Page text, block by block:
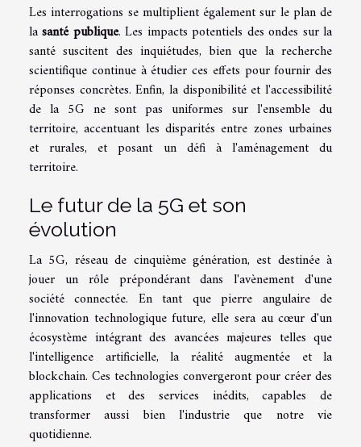
Les interrogations se multiplient également sur le plan de
lasanté publique. Les impacts potentiels des ondes sur la
santé suscitent des inquiétudes, bien que la recherche
scientifique continue à étudier ces effets pour fournir des
réponses concrètes. Enfin, la disponibilité et l'accessibilité
de la 5G ne sont pas uniformes sur l'ensemble du
territoire, accentuant les disparités entre zones urbaines
et rurales, et posant un défi à l'aménagement du
territoire.
Le futur de la 5G et son
évolution
La 5G, réseau de cinquième génération, est destinée à
jouer un rôle prépondérant dans l'avènement d'une
société connectée. En tant que pierre angulaire de
l'innovation technologique future, elle sera au cœur d'un
écosystème intégrant des avancées majeures telles que
l'intelligence artificielle, la réalité augmentée et la
blockchain. Ces technologies convergeront pour créer des
applications et des services inédits, capables de
transformer aussi bien l'industrie que notre vie
quotidienne.